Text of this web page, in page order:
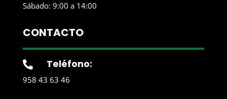
Sábado: 9:00 a 14:00
CONTACTO
 Teléfono:
958 43 63 46